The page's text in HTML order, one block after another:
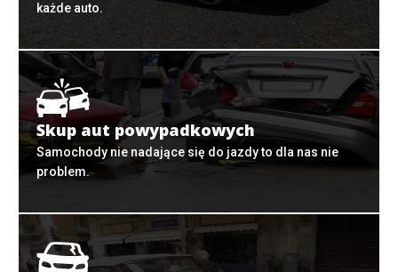
każde auto.
Skup aut powypadkowych
Samochody nie nadające się do jazdy to dla nas nie
problem.